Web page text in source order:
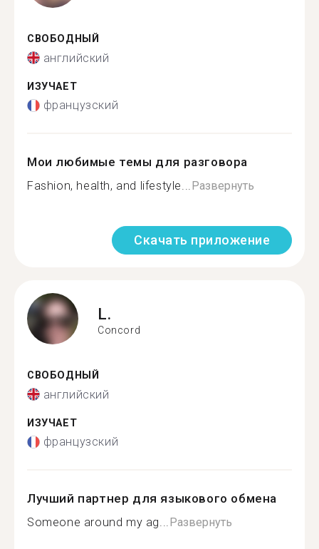
СВОБОДНЫЙ
английский
ИЗУЧАЕТ
французский
Мои любимые темы для разговора
Fashion, health, and lifestyle...Развернуть
Скачать приложение
L.
Concord
СВОБОДНЫЙ
английский
ИЗУЧАЕТ
французский
Лучший партнер для языкового обмена
Someone around my ag...Развернуть